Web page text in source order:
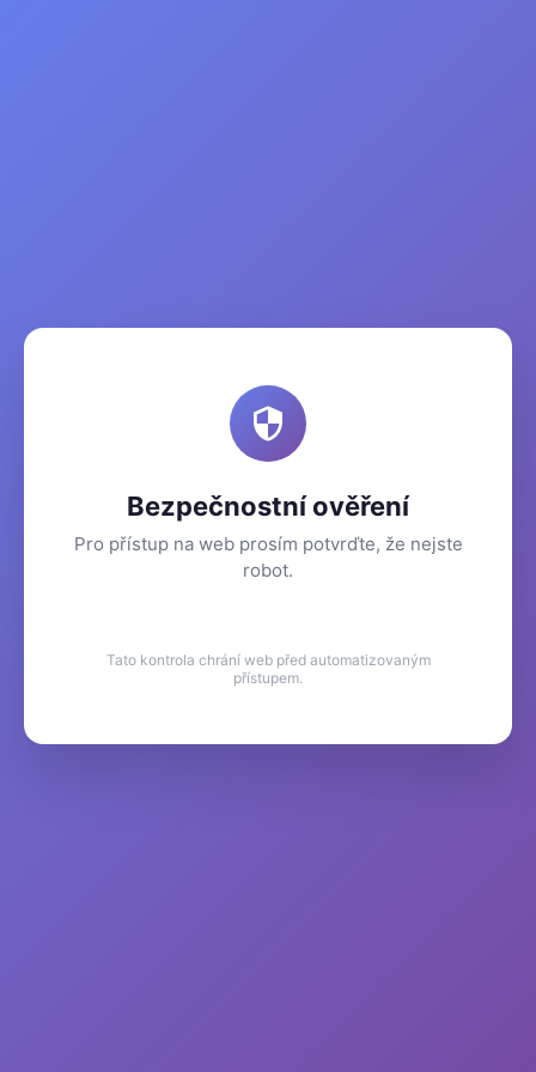
Bezpečnostní ověření
Pro přístup na web prosím potvrďte, že nejste
robot.
Tato kontrola chrání web před automatizovaným
přístupem.